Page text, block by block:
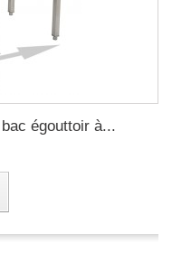
égouttoir à...